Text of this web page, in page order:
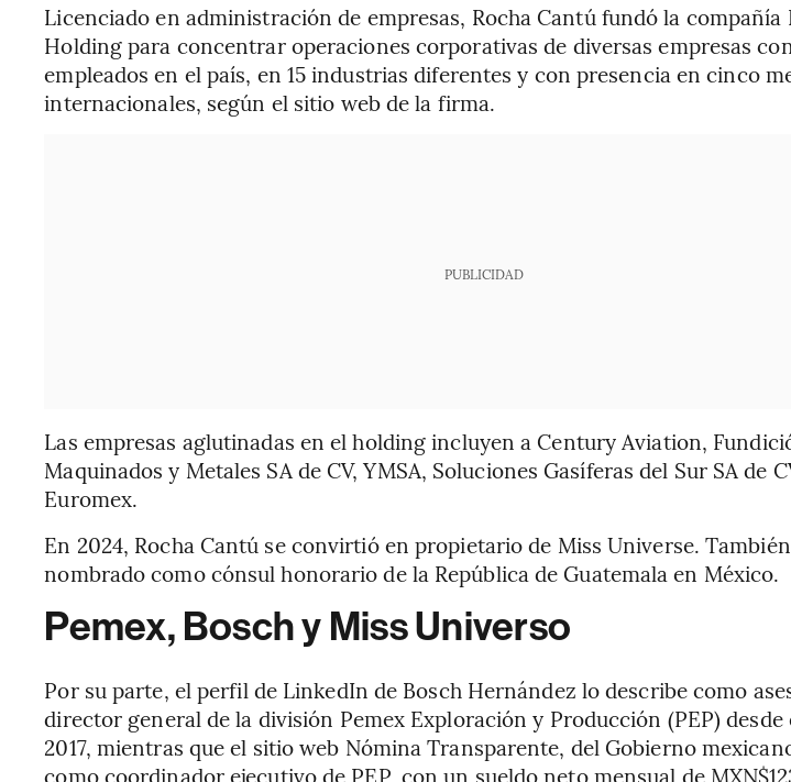
Licenciado en administración de empresas, Rocha Cantú fundó la compañía
Holding para concentrar operaciones corporativas de diversas empresas
empleados en el país, en 15 industrias diferentes y con presencia en cinco
internacionales, según el sitio web de la firma.
PUBLICIDAD
Las empresas aglutinadas en el holding incluyen a Century Aviation,
Maquinados y Metales SA de CV, YMSA, Soluciones Gasíferas del Sur SA de
Euromex.
En 2024, Rocha Cantú se convirtió en propietario de Miss Universe.
nombrado como cónsul honorario de la República de Guatemala en México.
Pemex, Bosch y Miss Universo
Por su parte, el perfil de LinkedIn de Bosch Hernández lo describe como
director general de la división Pemex Exploración y Producción (PEP) desde
2017, mientras que el sitio web Nómina Transparente, del Gobierno
como coordinador ejecutivo de PEP, con un sueldo neto mensual de